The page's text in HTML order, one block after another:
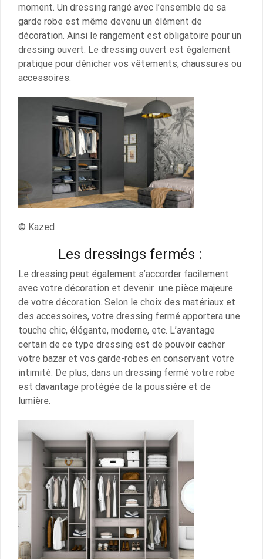
moment. Un dressing rangé avec l’ensemble de sa
garde robe est même devenu un élément de
décoration. Ainsi le rangement est obligatoire pour un
dressing ouvert. Le dressing ouvert est également
pratique pour dénicher vos vêtements, chaussures ou
accessoires.
© Kazed
Les dressings fermés :
Le dressing peut également s’accorder facilement
avec votre décoration et devenir une pièce majeure
de votre décoration. Selon le choix des matériaux et
des accessoires, votre dressing fermé apportera une
touche chic, élégante, moderne, etc. L’avantage
certain de ce type dressing est de pouvoir cacher
votre bazar et vos garde-robes en conservant votre
intimité. De plus, dans un dressing fermé votre robe
est davantage protégée de la poussière et de
lumière.